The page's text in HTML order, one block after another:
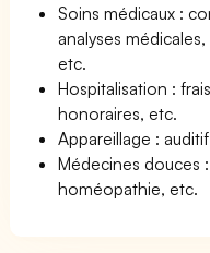
Soins médicaux :
analyses
etc.
Hospitalisation :
honoraires, etc.
Appareillage : auditif
Médecines douces
homéopathie, etc.